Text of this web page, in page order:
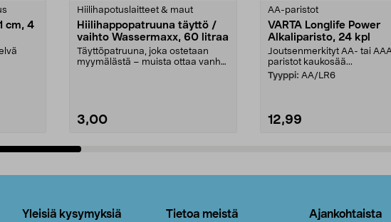
cm, 4
Hiilihapotuslaitteet & maut
Hiilihappopatruuna täyttö /
vaihto Wassermaxx, 60 litraa
Täyttöpatruuna, joka ostetaan
myymälästä – muista ottaa vanha
3,00
AA-paristot
VARTA Longlife Power
Alkaliparisto, 24 kpl
Joutsenmerkityt AA- tai
paristot kaukosää...
Tyyppi: AA/LR6
12,99
Yleisiä kysymyksiä Tietoa meistä Ajankohtaista